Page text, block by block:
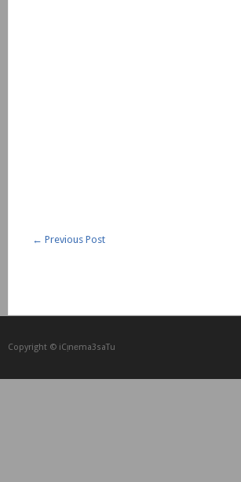
← Previous Post
Copyright © iCᴉnеma3saTu